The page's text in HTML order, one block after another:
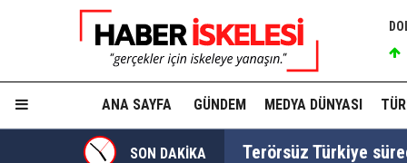
ANA SAYFA GÜNDEM MEDYA DÜNYASI
SON DAKİKA Terörsüz Türkiye